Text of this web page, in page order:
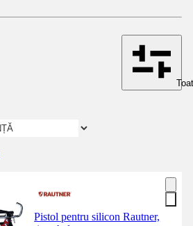
Pistol pentru silicon Rautner,